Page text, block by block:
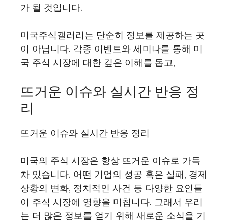
가 될 것입니다.
미국주식갤러리는 단순히 정보를 제공하는 곳
이 아닙니다. 각종 이벤트와 세미나를 통해 미
국 주식 시장에 대한 깊은 이해를 돕고,
뜨거운 이슈와 실시간 반응 정
리
뜨거운 이슈와 실시간 반응 정리
미국의 주식 시장은 항상 뜨거운 이슈로 가득
차 있습니다. 어떤 기업의 성공 혹은 실패, 경제
상황의 변화, 정치적인 사건 등 다양한 요인들
이 주식 시장에 영향을 미칩니다. 그래서 우리
는 더 많은 정보를 얻기 위해 새로운 소식을 기